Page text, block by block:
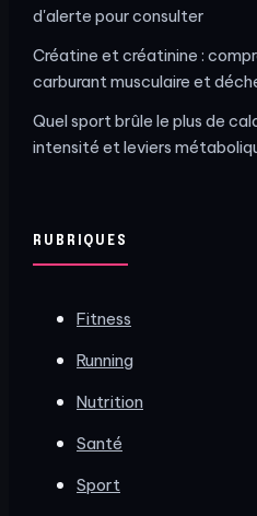
d'alerte pour consulter
Créatine et créatinine :
carburant musculaire et
Quel sport brûle le plus de
intensité et leviers
RUBRIQUES
Fitness
Running
Nutrition
Santé
Sport